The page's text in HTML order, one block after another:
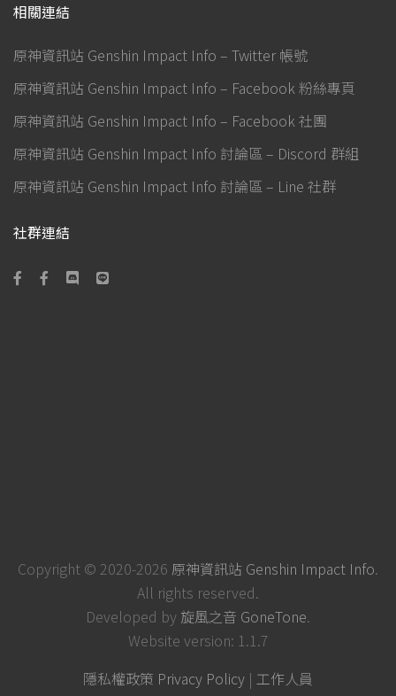
相關連結
原神資訊站 Genshin Impact Info – Twitter 帳號
原神資訊站 Genshin Impact Info – Facebook 粉絲專頁
原神資訊站 Genshin Impact Info – Facebook 社團
原神資訊站 Genshin Impact Info 討論區 – Discord 群組
原神資訊站 Genshin Impact Info 討論區 – Line 社群
社群連結
Copyright © 2020-2026 原神資訊站 Genshin Impact Info.
All rights reserved.
Developed by 旋風之音 GoneTone.
Website version: 1.1.7
隱私權政策 Privacy Policy | 工作人員